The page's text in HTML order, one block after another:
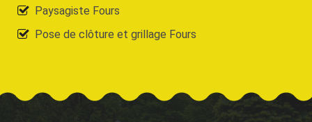
Paysagiste Fours
Pose de clôture et grillage Fours